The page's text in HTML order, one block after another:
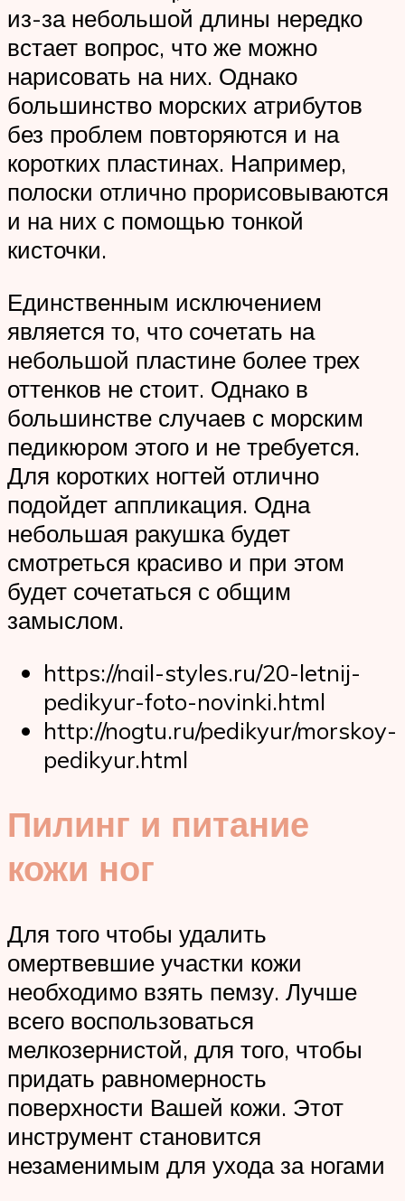
из-за небольшой длины нередко
встает вопрос, что же можно
нарисовать на них. Однако
большинство морских атрибутов
без проблем повторяются и на
коротких пластинах. Например,
полоски отлично прорисовываются
и на них с помощью тонкой
кисточки.
Единственным исключением
является то, что сочетать на
небольшой пластине более трех
оттенков не стоит. Однако в
большинстве случаев с морским
педикюром этого и не требуется.
Для коротких ногтей отлично
подойдет аппликация. Одна
небольшая ракушка будет
смотреться красиво и при этом
будет сочетаться с общим
замыслом.
https://nail-styles.ru/20-letnij-
pedikyur-foto-novinki.html
http://nogtu.ru/pedikyur/morskoy-
pedikyur.html
Пилинг и питание
кожи ног
Для того чтобы удалить
омертвевшие участки кожи
необходимо взять пемзу. Лучше
всего воспользоваться
мелкозернистой, для того, чтобы
придать равномерность
поверхности Вашей кожи. Этот
инструмент становится
незаменимым для ухода за ногами